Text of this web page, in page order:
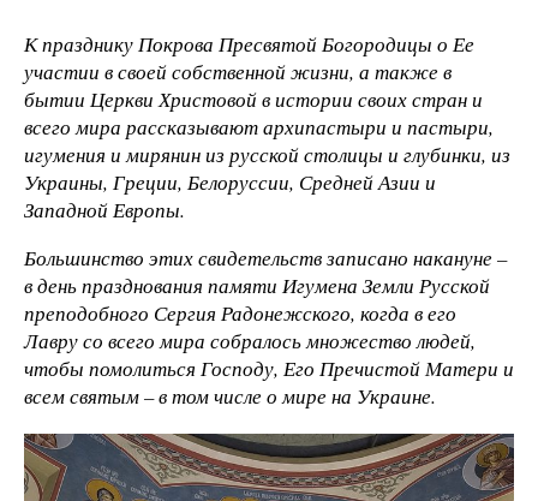
К празднику Покрова Пресвятой Богородицы о Ее
участии в своей собственной жизни, а также в
бытии Церкви Христовой в истории своих стран и
всего мира рассказывают архипастыри и пастыри,
игумения и мирянин из русской столицы и глубинки, из
Украины, Греции, Белоруссии, Средней Азии и
Западной Европы.
Большинство этих свидетельств записано накануне –
в день празднования памяти Игумена Земли Русской
преподобного Сергия Радонежского, когда в его
Лавру со всего мира собралось множество людей,
чтобы помолиться Господу, Его Пречистой Матери и
всем святым – в том числе о мире на Украине.